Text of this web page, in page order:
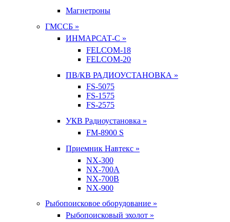
Магнетроны
ГМССБ »
ИНМАРСАТ-С »
FELCOM-18
FELCOM-20
ПВ/КВ РАДИОУСТАНОВКА »
FS-5075
FS-1575
FS-2575
УКВ Радиоустановка »
FM-8900 S
Приемник Навтекс »
NX-300
NX-700A
NX-700B
NX-900
Рыбопоисковое оборудование »
Рыбопоисковый эхолот »